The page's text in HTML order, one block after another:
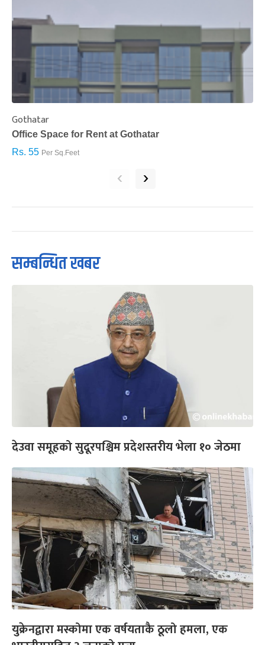
Gothatar
Office Space for Rent at Gothatar
Rs. 55 Per Sq.Feet
‹ ›
सम्बन्धित खबर
देउवा समूहको सुदूरपश्चिम प्रदेशस्तरीय भेला १० जेठमा
युक्रेनद्वारा मस्कोमा एक वर्षयताकै ठूलो हमला, एक